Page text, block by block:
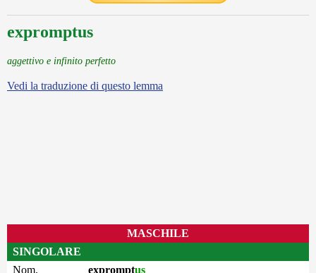
expromptus
aggettivo e infinito perfetto
Vedi la traduzione di questo lemma
MASCHILE
SINGOLARE
Nom.
expromptus